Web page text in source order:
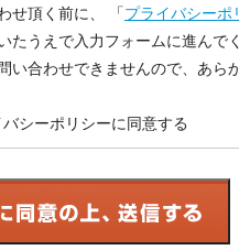
せ頂く前に、 「プライバシーポ
たうえで入力フォームに進んで
い合わせできませんので、あら
シーポリシーに同意する